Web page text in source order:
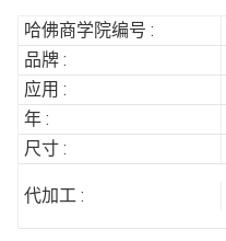
哈佛商学院编号 :
品牌 :
应用 :
年 :
尺寸 :
代加工 :